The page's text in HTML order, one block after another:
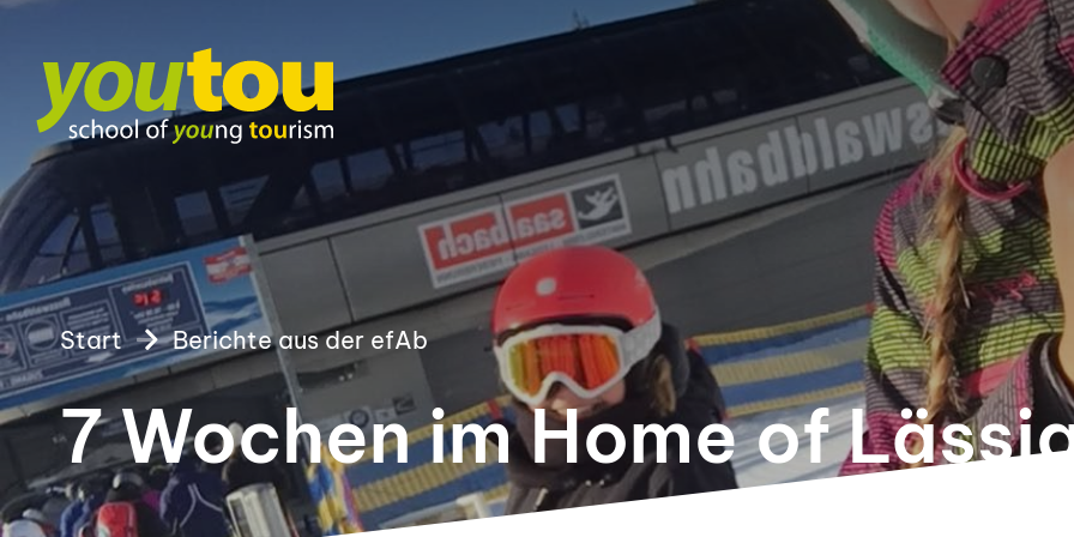
Start Berichte aus der efAb
7 Wochen im Home of